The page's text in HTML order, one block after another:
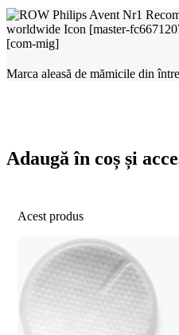
Marca aleasă de mămicile din
Adaugă în coș și
Acest produs